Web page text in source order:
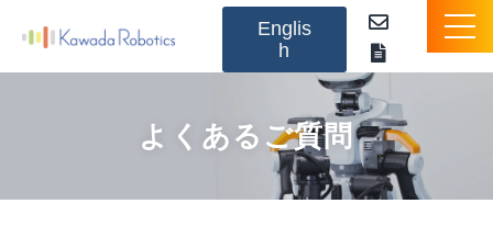
Englis
h
よくあるご質問